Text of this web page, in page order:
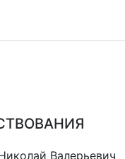
Валерьевич